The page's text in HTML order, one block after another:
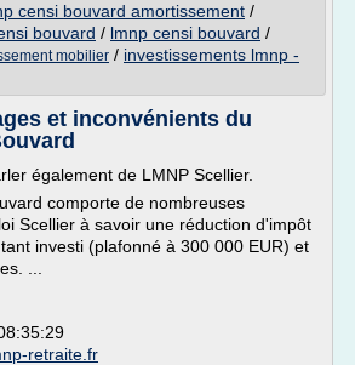
censi bouvard amortissement /
bouvard / lmnp censi bouvard /
mobilier / investissements lmnp -
et inconvénients du
également de LMNP Scellier.
comporte de nombreuses
Scellier à savoir une réduction d'impôt
investi (plafonné à 300 000 EUR) et
...
retraite.fr